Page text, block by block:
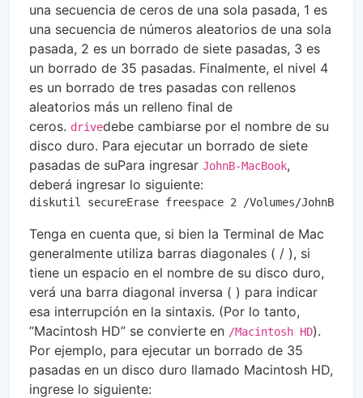
una secuencia de ceros de una sola pasada, 1 es
una secuencia de números aleatorios de una sola
pasada, 2 es un borrado de siete pasadas, 3 es
un borrado de 35 pasadas. Finalmente, el nivel 4
es un borrado de tres pasadas con rellenos
aleatorios más un relleno final de
ceros. drivedebe cambiarse por el nombre de su
disco duro. Para ejecutar un borrado de siete
pasadas de suPara ingresar JohnB-MacBook,
deberá ingresar lo siguiente:
diskutil secureErase freespace 2 /Volumes/JohnB-
Tenga en cuenta que, si bien la Terminal de Mac
generalmente utiliza barras diagonales ( / ), si
tiene un espacio en el nombre de su disco duro,
verá una barra diagonal inversa ( ) para indicar
esa interrupción en la sintaxis. (Por lo tanto,
“Macintosh HD” se convierte en /Macintosh HD).
Por ejemplo, para ejecutar un borrado de 35
pasadas en un disco duro llamado Macintosh HD,
ingrese lo siguiente: